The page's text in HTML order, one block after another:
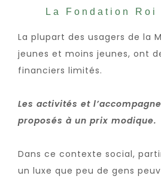
La Fondation Roi
La plupart des usagers de la
jeunes et moins jeunes, ont
financiers limités.
Les activités et l’
proposés à un prix modique.
Dans ce contexte social,
un luxe que peu de gens